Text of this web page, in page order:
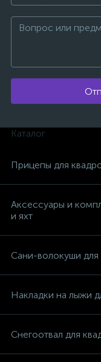
Каталог
Прицепы для
Аксессуары и
и яхт
Сани-волокуши для
Накладки на лыжи
Снегоотвал для